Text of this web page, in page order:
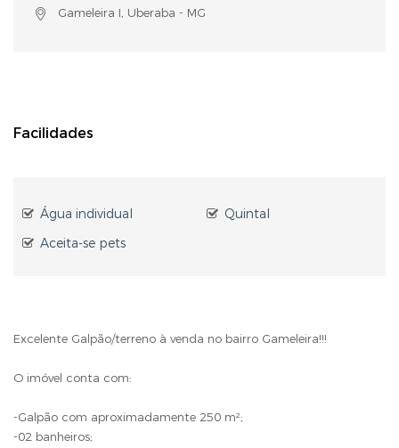
Gameleira I, Uberaba - MG
Facilidades
Água individual
Quintal
Aceita-se pets
Excelente Galpão/terreno à venda no bairro Gameleira!!!
O imóvel conta com:
-Galpão com aproximadamente 250 m²;
-02 banheiros;